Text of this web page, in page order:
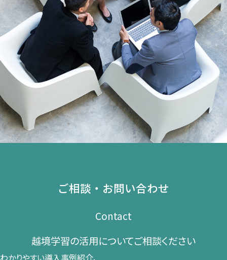
ご相談・お問い合わせ
Contact
越境学習の​活用に​ついて​ご相談ください​
わかりやすい導入事例紹介、​